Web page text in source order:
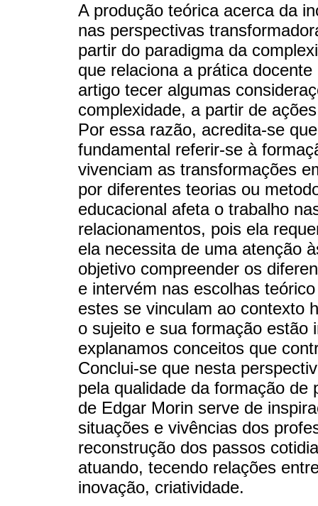
A produção teórica acerca da
nas perspectivas
partir do paradigma da
que relaciona a prática
artigo tecer algumas
complexidade, a partir de
Por essa razão, acredita-se
fundamental referir-se à
vivenciam as transformações
por diferentes teorias ou
educacional afeta o trabalho
relacionamentos, pois ela
ela necessita de uma atenção
objetivo compreender os
e intervém nas escolhas
estes se vinculam ao contexto
o sujeito e sua formação estão
explanamos conceitos que
Conclui-se que nesta
pela qualidade da formação de
de Edgar Morin serve de
situações e vivências dos
reconstrução dos passos
atuando, tecendo relações
inovação, criatividade.